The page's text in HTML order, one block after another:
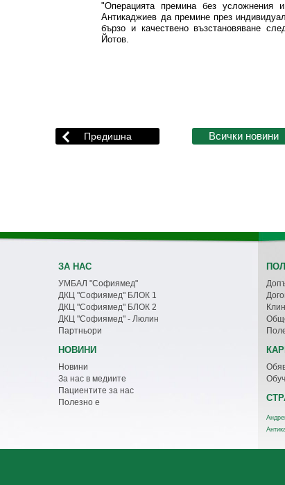
"Операцията премина без усложнения
Антикаджиев да премине през
бързо и качествено възстановяване
Йотов.
ЗА НАС
УМБАЛ "Софиямед"
ДКЦ "Софиямед" БЛОК 1
ДКЦ "Софиямед" БЛОК 2
ДКЦ "Софиямед" - Люлин
Партньори
НОВИНИ
Новини
За нас в медиите
Пациентите за нас
Полезно е